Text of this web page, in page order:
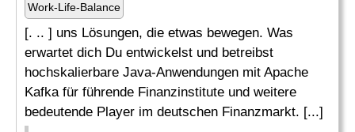
Work-Life-Balance
[. .. ] uns Lösungen, die etwas bewegen. Was
erwartet dich Du entwickelst und betreibst
hochskalierbare Java-Anwendungen mit Apache
Kafka für führende Finanzinstitute und weitere
bedeutende Player im deutschen Finanzmarkt. [...]